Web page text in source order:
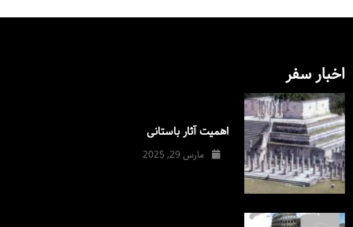
اخبار سفر
اهمیت آثار باستانی
مارس 29, 2025